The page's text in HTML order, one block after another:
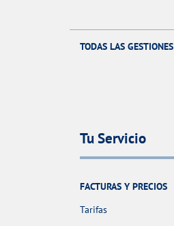
TODAS LAS GESTIONES
Tu Servicio
FACTURAS Y PRECIOS
Tarifas